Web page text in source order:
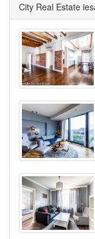
City Real Estate